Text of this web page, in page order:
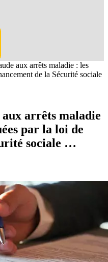
aux arrêts maladie : les
de la Sécurité sociale
arrêts maladie
par la loi de
sociale …